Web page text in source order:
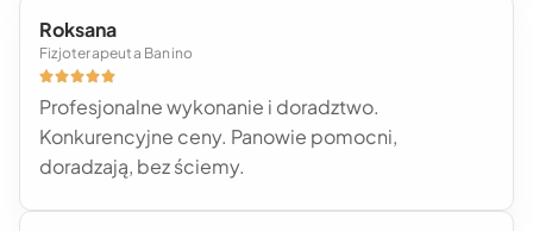
Roksana
Fizjoterapeuta Banino

Profesjonalne wykonanie i doradztwo.
Konkurencyjne ceny. Panowie pomocni,
doradzają, bez ściemy.